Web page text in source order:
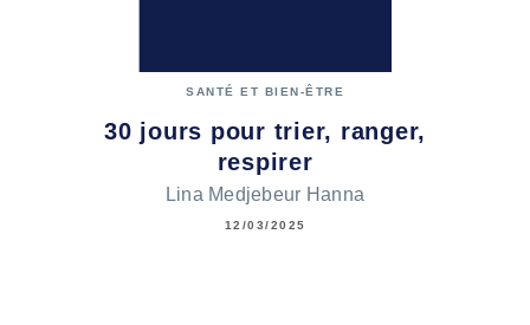
SANTÉ ET BIEN-ÊTRE
30 jours pour trier, ranger,
respirer
Lina Medjebeur Hanna
12/03/2025